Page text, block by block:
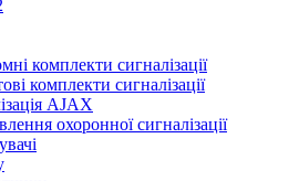
комплекти сигналізації
комплекти сигналізації
AJAX
охоронної сигналізації